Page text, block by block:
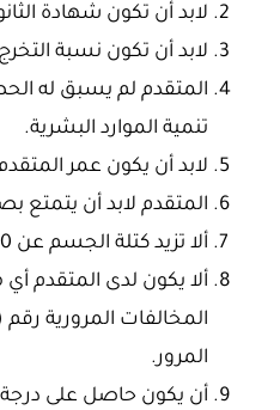
لابد أن تكون شهادة
لابد أن تكون نسبة التخرج من
المتقدم لم يسبق له
تنمية الموارد البشرية.
لابد أن يكون عمر المتقدم
المتقدم لابد أن يتمتع
ألا تزيد كتلة الجسم عن 30.
ألا يكون لدى المتقدم
المرور.
أن يكون حاصل على درجة